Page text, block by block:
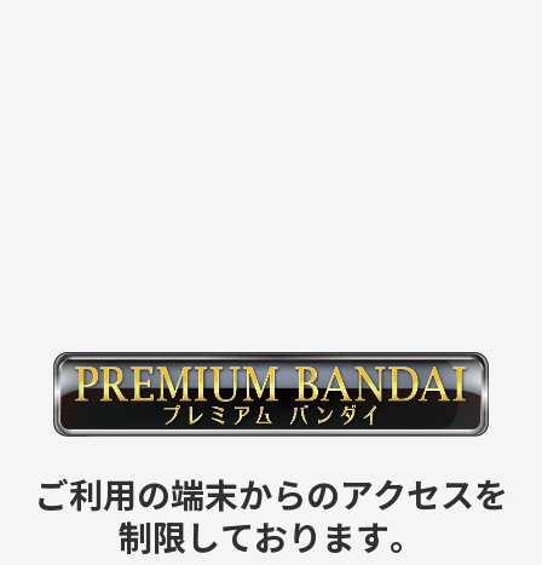
ご利用の端末からのアクセスを
制限しております。